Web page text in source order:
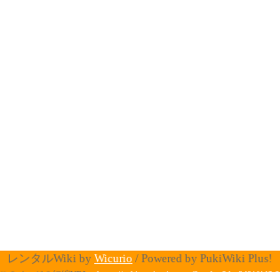
レンタルWiki by Wicurio / Powered by PukiWiki Plus!